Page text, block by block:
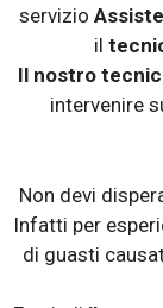
servizio
il
Il nostro
intervenire
Non devi
Infatti per
di guasti